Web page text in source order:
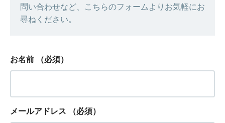
問い合わせなど、こちらのフォームよりお気軽にお
尋ねください。
お名前 （必須）
メールアドレス （必須）